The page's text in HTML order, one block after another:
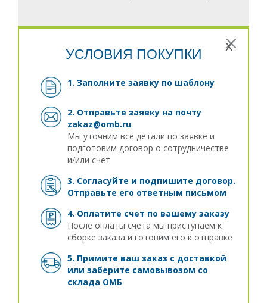
x
УСЛОВИЯ ПОКУПКИ
1. Заполните заявку по шаблону
2. Отправьте заявку на почту
zakaz@omb.ru
Мы уточним все детали по заявке и
подготовим договор о сотрудничестве
и/или счет
3. Согласуйте и подпишите договор.
Отправьте его ответным письмом
4. Оплатите счет по вашему заказу
После оплаты счета мы приступаем к
сборке заказа и готовим его к отправке
5. Примите ваш заказ с доставкой
или заберите самовывозом со
склада ОМБ